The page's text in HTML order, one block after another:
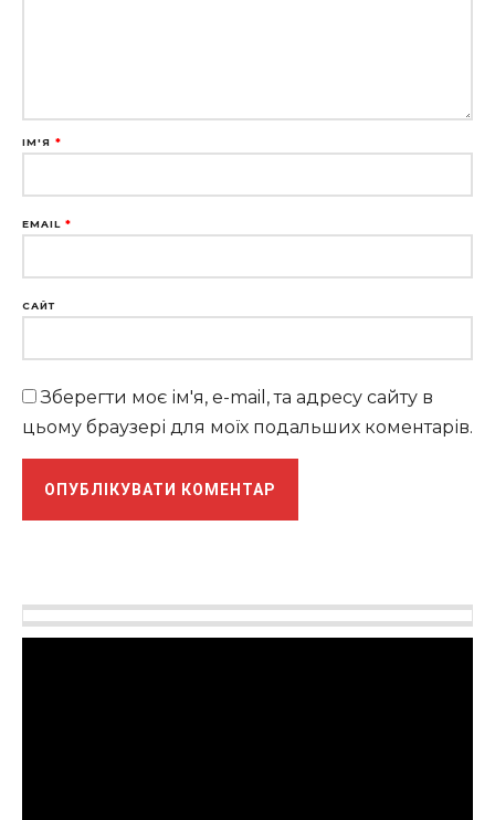
ІМ'Я *
EMAIL *
САЙТ
Зберегти моє ім'я, e-mail, та адресу сайту в
цьому браузері для моїх подальших коментарів.